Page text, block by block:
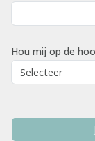
Hou mij op de